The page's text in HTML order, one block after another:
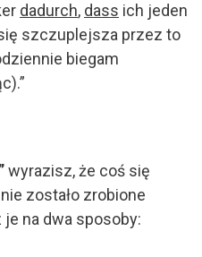
dadurch, dass ich jeden
szczuplejsza przez to
biegam
wyrazisz, że coś się
zostało zrobione
na dwa sposoby: